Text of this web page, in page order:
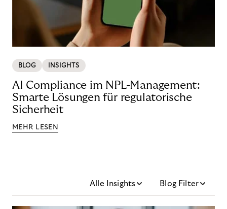
BLOG INSIGHTS
AI Compliance im NPL-Management:
Smarte Lösungen für regulatorische
Sicherheit
MEHR LESEN
Alle Insights Blog Filter